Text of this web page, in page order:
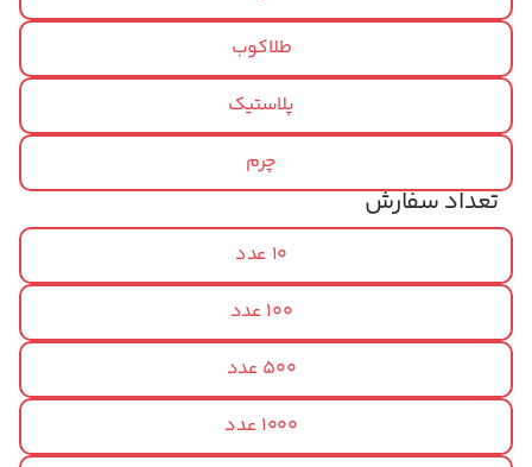
طلاکوب
پلاستیک
چرم
تعداد سفارش
10 عدد
100 عدد
500 عدد
1000 عدد